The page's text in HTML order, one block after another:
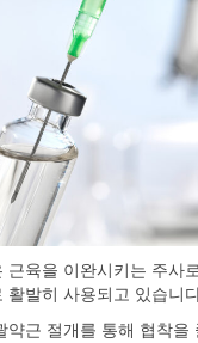
근육을 이완시키는 주사
활발히 사용되고 있습니
약근 절개를 통해 협착을